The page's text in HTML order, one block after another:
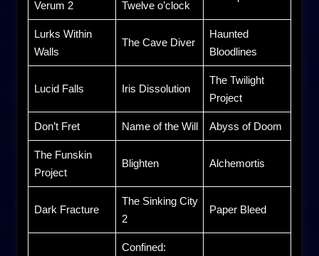
Verum 2
Twelve o’clock
Lurks Within
Walls
The Cave Diver
Haunted
Bloodlines
Lucid Falls Iris Dissolution
The Twilight
Project
Don’t Fret Name of the Will Abyss of Doom
The Funskin
Project
Blighten Alchemortis
Dark Fracture
The Sinking City
2
Paper Bleed
Confined: